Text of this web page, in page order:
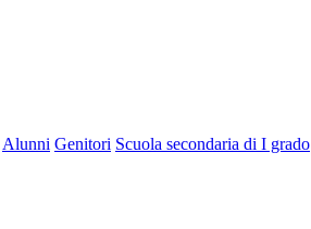
Alunni Genitori Scuola secondaria di I grado